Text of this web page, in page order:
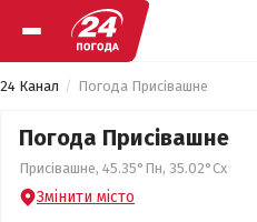
24 Канал Погода Присівашне
Погода Присівашне
Присівашне, 45.35°Пн, 35.02°Сх
Змінити місто